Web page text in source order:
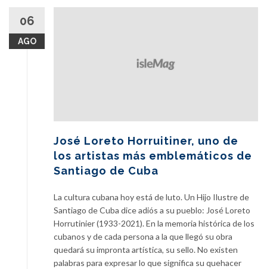
Artes
06
AGO
José Loreto Horruitiner, uno de
los artistas más emblemáticos de
Santiago de Cuba
La cultura cubana hoy está de luto. Un Hijo Ilustre de
Santiago de Cuba dice adiós a su pueblo: José Loreto
Horrutinier (1933-2021). En la memoria histórica de los
cubanos y de cada persona a la que llegó su obra
quedará su impronta artística, su sello. No existen
palabras para expresar lo que significa su quehacer